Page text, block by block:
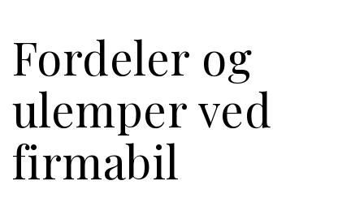
Fordeler og
ulemper ved
firmabil